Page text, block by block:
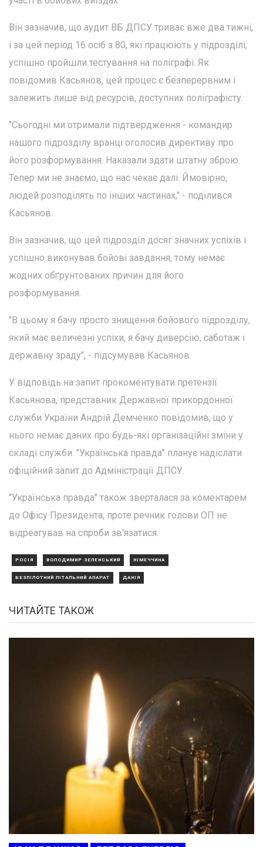
Він зазначив, що аудит ВБ ДПСУ триває вже два тижні,
і за цей період 16 осіб з 80, які працюють у підрозділі,
успішно пройшли тестування на поліграфі. Як
повідомив Касьянов, цей процес є безперервним і
залежить лише від ресурсів, доступних поліграфісту.
"Сьогодні ми отримали підтвердження - командир
нашого підрозділу вранці оголосив директиву про
його розформування. Наказали здати штатну зброю.
Тепер ми не знаємо, що нас чекає далі. Ймовірно,
людей розподілять по інших частинах," - поділився
Касьянов.
Він зазначив, що цей підрозділ досяг значних успіхів і
успішно виконував бойові завдання, тому немає
жодних обґрунтованих причин для його
розформування.
"В цьому я бачу просто знищення бойового підрозділу,
який має величезні успіхи, я бачу диверсію, саботаж і
державну зраду", - підсумував Касьянов.
У відповідь на запит прокоментувати претензії
Касьянова, представник Державної прикордонної
служби України Андрій Демченко повідомив, що у
нього немає даних про будь-які організаційні зміни у
складі служби. "Українська правда" планує надіслати
офіційний запит до Адміністрації ДПСУ.
"Українська правда" також зверталася за коментарем
до Офісу Президента, проте речник голови ОП не
відреагував на спроби зв'язатися.
РОСІЯ ВОЛОДИМИР ЗЕЛЕНСЬКИЙ НІМЕЧЧИНА
БЕЗПІЛОТНИЙ ЛІТАЛЬНИЙ АПАРАТ ДАНІЯ
ЧИТАЙТЕ ТАКОЖ